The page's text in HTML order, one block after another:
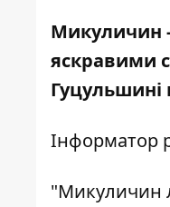
Микуличин
яскравими
Гуцульшині
Інформатор
"Микуличин